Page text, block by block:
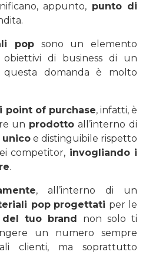
appunto, punto di
popsono un elemento
di business di un
domanda è molto
point of purchase, infatti, è
un prodotto all’interno di
unico e distinguibile rispetto
competitor, invogliando i
.
, all’interno di un
pop progettati per le
del tuo brand non solo ti
un numero sempre
clienti, ma soprattutto